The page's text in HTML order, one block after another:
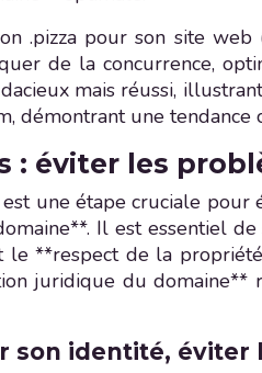
.pizza pour son site
de la concurrence,
mais réussi,
démontrant une tendance
: éviter les
une étape cruciale
Il est essentiel
**respect de la
juridique du
son identité, éviter